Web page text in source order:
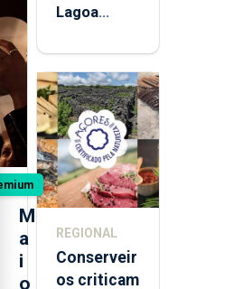
M
a
i
o
Lagoa
programa
"Hora de
Ser
REGIONAL
Conserveir
os criticam